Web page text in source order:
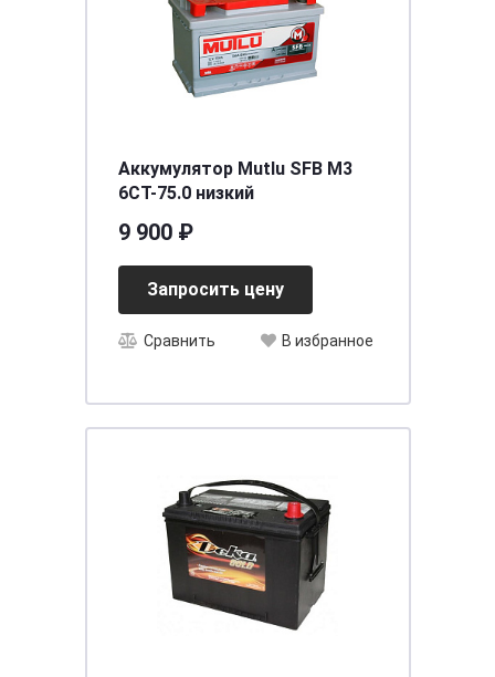
Аккумулятор Mutlu SFB M3
6СТ-75.0 низкий
9 900 ₽
Запросить цену
Сравнить В избранное